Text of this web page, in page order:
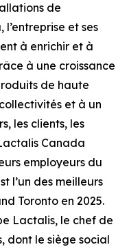
de
et ses
à enrichir et à
à une croissance
de haute
et à un
les clients, les
Canada
employeurs du
l’un des meilleurs
Toronto en 2025.
Lactalis, le chef de
dont le siège social